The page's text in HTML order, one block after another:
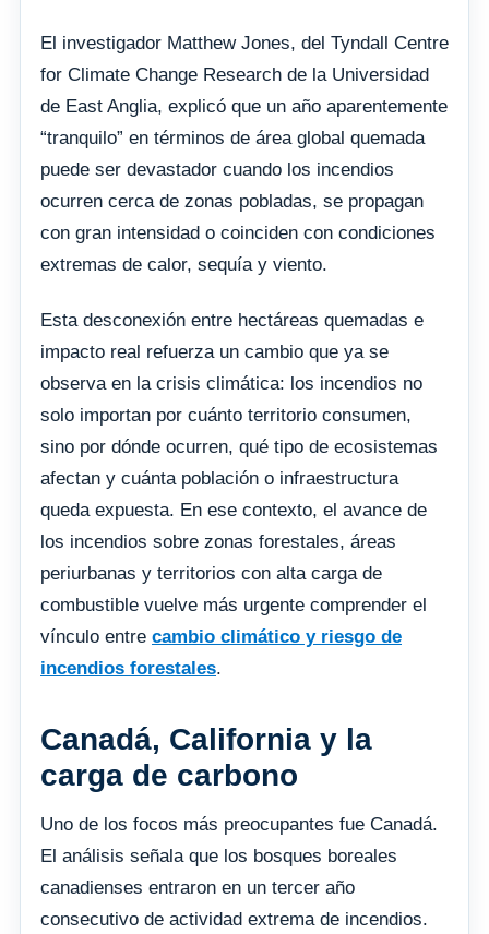
El investigador Matthew Jones, del Tyndall Centre
for Climate Change Research de la Universidad
de East Anglia, explicó que un año aparentemente
“tranquilo” en términos de área global quemada
puede ser devastador cuando los incendios
ocurren cerca de zonas pobladas, se propagan
con gran intensidad o coinciden con condiciones
extremas de calor, sequía y viento.
Esta desconexión entre hectáreas quemadas e
impacto real refuerza un cambio que ya se
observa en la crisis climática: los incendios no
solo importan por cuánto territorio consumen,
sino por dónde ocurren, qué tipo de ecosistemas
afectan y cuánta población o infraestructura
queda expuesta. En ese contexto, el avance de
los incendios sobre zonas forestales, áreas
periurbanas y territorios con alta carga de
combustible vuelve más urgente comprender el
vínculo entre cambio climático y riesgo de
incendios forestales.
Canadá, California y la
carga de carbono
Uno de los focos más preocupantes fue Canadá.
El análisis señala que los bosques boreales
canadienses entraron en un tercer año
consecutivo de actividad extrema de incendios.